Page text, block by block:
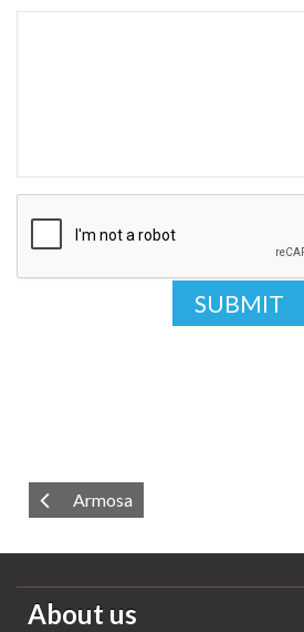
Armosa
About us